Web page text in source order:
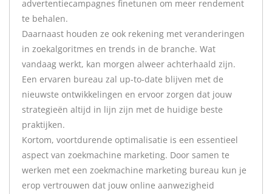
advertentiecampagnes finetunen om meer rendement
te behalen.
Daarnaast houden ze ook rekening met veranderingen
in zoekalgoritmes en trends in de branche. Wat
vandaag werkt, kan morgen alweer achterhaald zijn.
Een ervaren bureau zal up-to-date blijven met de
nieuwste ontwikkelingen en ervoor zorgen dat jouw
strategieën altijd in lijn zijn met de huidige beste
praktijken.
Kortom, voortdurende optimalisatie is een essentieel
aspect van zoekmachine marketing. Door samen te
werken met een zoekmachine marketing bureau kun je
erop vertrouwen dat jouw online aanwezigheid